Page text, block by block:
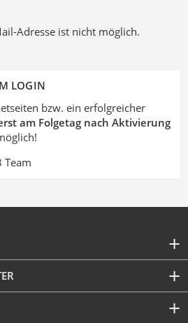
Adresse ist nicht möglich.
LOGIN
bzw. ein erfolgreicher
am Folgetag nach Aktivierung
Team